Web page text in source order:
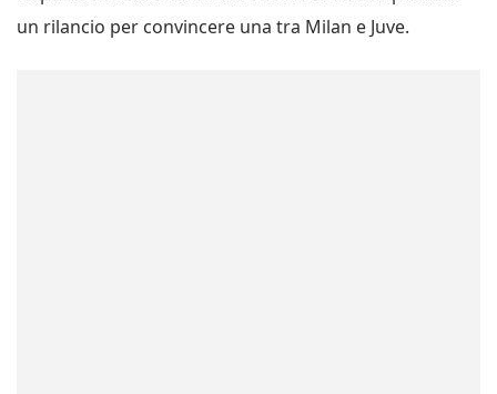
un rilancio per convincere una tra Milan e Juve.